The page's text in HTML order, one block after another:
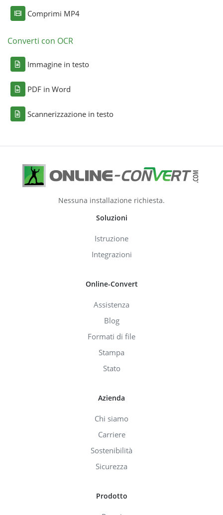
Comprimi MP4
Converti con OCR
Immagine in testo
PDF in Word
Scannerizzazione in testo
Nessuna installazione richiesta.
Soluzioni
Istruzione
Integrazioni
Online-Convert
Assistenza
Blog
Formati di file
Stampa
Stato
Azienda
Chi siamo
Carriere
Sostenibilità
Sicurezza
Prodotto